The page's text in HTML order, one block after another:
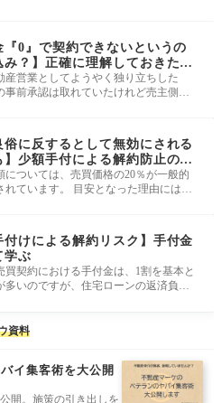
『0』で契約できないというの
み？】正確に理解しておきたい
約の関係
産営業としてようやく独り立ちした
事前承認は取れていたけれど売主側の
俗に反するとして無効にされる
】少額手付による解約防止のた
特約について
については、売買価格の20％が一般的
れています。 目安となった理由には諸
付けによる解約リスク】手付金
学ぶ
買契約における手付金は、1割を基本と
多いのですが、住宅ローンの返済負担
資料
イ集客術を大公開
開。施策の引き出しを